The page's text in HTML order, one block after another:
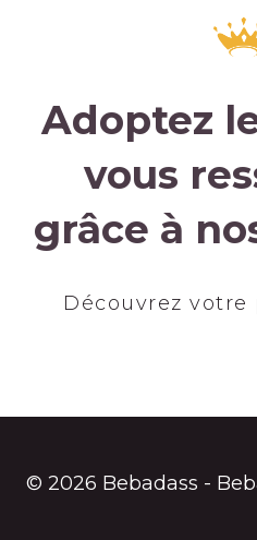
Adoptez
vous
grâce à
Découvrez
© 2026 Bebadass -